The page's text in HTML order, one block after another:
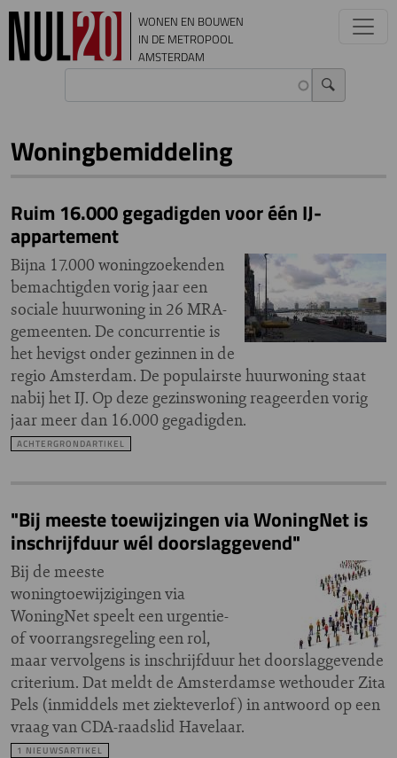
Overslaan en naar de inhoud gaan
WONEN EN BOUWEN
IN DE METROPOOL
AMSTERDAM
Woningbemiddeling
Ruim 16.000 gegadigden voor één IJ-
appartement
Bijna 17.000 woningzoekenden
bemachtigden vorig jaar een
sociale huurwoning in 26 MRA-
gemeenten. De concurrentie is
het hevigst onder gezinnen in de
regio Amsterdam. De populairste huurwoning staat
nabij het IJ. Op deze gezinswoning reageerden vorig
jaar meer dan 16.000 gegadigden.
ACHTERGRONDARTIKEL
"Bij meeste toewijzingen via WoningNet is
inschrijfduur wél doorslaggevend"
Bij de meeste
woningtoewijzigingen via
WoningNet speelt een urgentie-
of voorrangsregeling een rol,
maar vervolgens is inschrijfduur het doorslaggevende
criterium. Dat meldt de Amsterdamse wethouder Zita
Pels (inmiddels met ziekteverlof) in antwoord op een
vraag van CDA-raadslid Havelaar.
1 NIEUWSARTIKEL